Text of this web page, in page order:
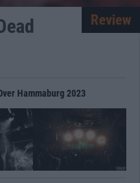
Review
Hammaburg 2023